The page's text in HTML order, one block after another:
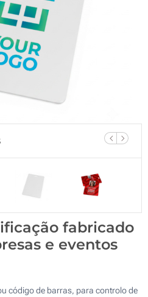
fabricado
e eventos
código de barras, para controlo de